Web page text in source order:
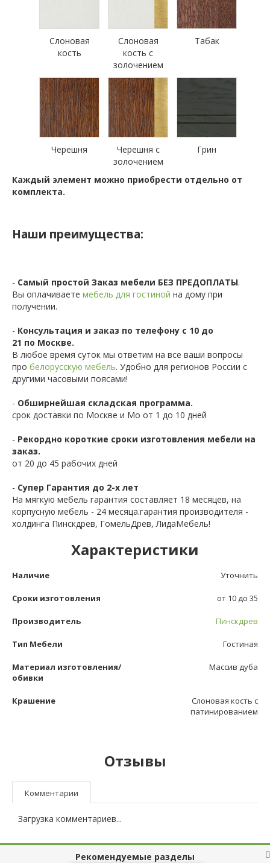
Слоновая
кость
Слоновая
кость с
золочением
Табак
Черешня
Черешня с
золочением
Грин
Каждый элемент можно приобрести отдельно от
комплекта.
Наши преимущества:
- Самый простой Заказ мебели БЕЗ ПРЕДОПЛАТЫ.
Вы оплачиваете мебель для гостиной на дому при
получении.
- Консультация и заказ по телефону с 10 до
21 по Москве.
В любое время суток мы ответим на все ваши вопросы
про белорусскую мебель. Удобно для регионов России с
другими часовыми поясами!
- Обширнейшая складская программа.
срок доставки по Москве и Мо от 1 до 10 дней
- Рекордно короткие сроки изготовления мебели на
заказ.
от 20 до 45 рабочих дней
- Супер Гарантия до 2-х лет
На мягкую мебель гарантия составляет 18 месяцев, на
корпусную мебель - 24 месяца.гарантия производителя -
холдинга Пинскдрев, ГомельДрев, ЛидаМебель!
Характеристики
Наличие Уточнить
Сроки изготовления от 10 до 35
Производитель Пинскдрев
Тип Мебели Гостиная
Материал изготовления/
обивки
Массив дуба
Крашение
Слоновая кость с
патинированием
Отзывы
Комментарии
Загрузка комментариев...
Рекомендуемые разделы